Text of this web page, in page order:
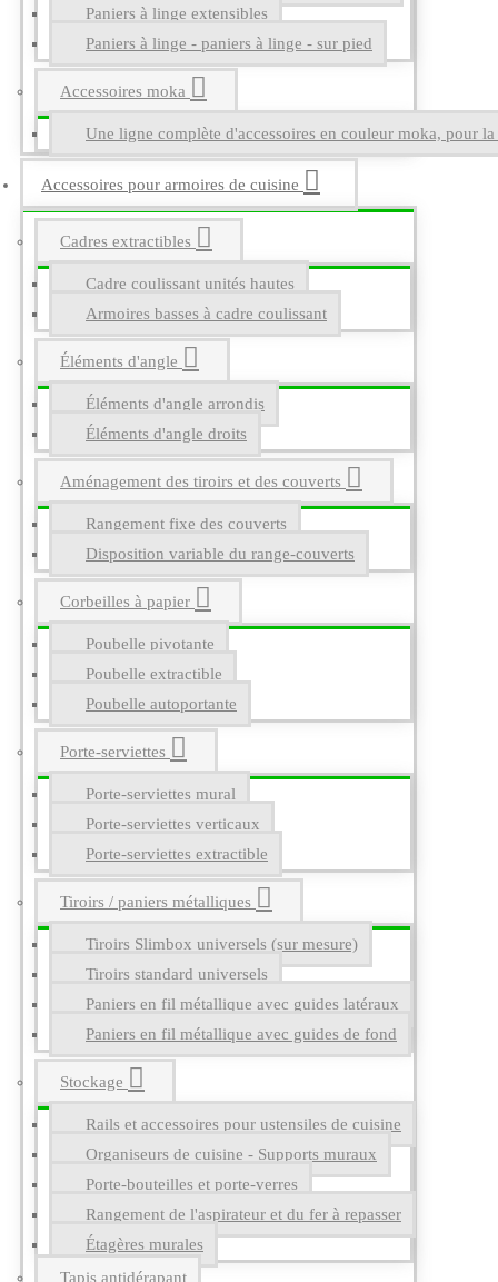
Paniers à linge extensibles
Paniers à linge - paniers à linge - sur pied
Accessoires moka
Une ligne complète d'accessoires en couleur moka, pour
Accessoires pour armoires de cuisine
Cadres extractibles
Cadre coulissant unités hautes
Armoires basses à cadre coulissant
Éléments d'angle
Éléments d'angle arrondis
Éléments d'angle droits
Aménagement des tiroirs et des couverts
Rangement fixe des couverts
Disposition variable du range-couverts
Corbeilles à papier
Poubelle pivotante
Poubelle extractible
Poubelle autoportante
Porte-serviettes
Porte-serviettes mural
Porte-serviettes verticaux
Porte-serviettes extractible
Tiroirs / paniers métalliques
Tiroirs Slimbox universels (sur mesure)
Tiroirs standard universels
Paniers en fil métallique avec guides latéraux
Paniers en fil métallique avec guides de fond
Stockage
Rails et accessoires pour ustensiles de cuisine
Organiseurs de cuisine - Supports muraux
Porte-bouteilles et porte-verres
Rangement de l'aspirateur et du fer à repasser
Étagères murales
Tapis antidérapant